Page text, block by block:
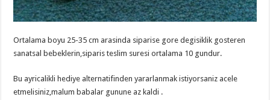
Ortalama boyu 25-35 cm arasinda siparise gore degisiklik gosteren
sanatsal bebeklerin,siparis teslim suresi ortalama 10 gundur.
Bu ayricalikli hediye alternatifinden yararlanmak istiyorsaniz acele
etmelisiniz,malum babalar gunune az kaldi .